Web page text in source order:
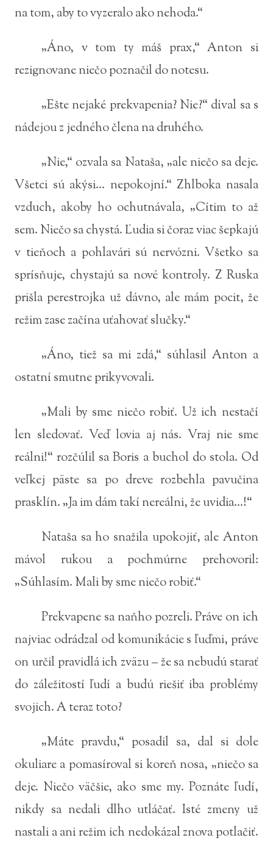
na tom, aby to vyzeralo ako nehoda.“
„Áno, v tom ty máš prax,“ Anton si
rezignovane niečo poznačil do notesu.
„Ešte nejaké prekvapenia? Nie?“ díval sa s
nádejou z jedného člena na druhého.
„Nie,“ ozvala sa Nataša, „ale niečo sa deje.
Všetci sú akýsi... nepokojní.“ Zhlboka nasala
vzduch, akoby ho ochutnávala, „Cítim to až
sem. Niečo sa chystá. Ľudia si čoraz viac šepkajú
v tieňoch a pohlavári sú nervózni. Všetko sa
sprísňuje, chystajú sa nové kontroly. Z Ruska
prišla perestrojka už dávno, ale mám pocit, že
režim zase začína uťahovať slučky.“
„Áno, tiež sa mi zdá,“ súhlasil Anton a
ostatní smutne prikyvovali.
„Mali by sme niečo robiť. Už ich nestačí
len sledovať. Veď lovia aj nás. Vraj nie sme
reálni!“ rozčúlil sa Boris a buchol do stola. Od
veľkej päste sa po dreve rozbehla pavučina
prasklín. „Ja im dám takí nereálni, že uvidia...!“
Nataša sa ho snažila upokojiť, ale Anton
mávol rukou a pochmúrne prehovoril:
„Súhlasím. Mali by sme niečo robiť.“
Prekvapene sa naňho pozreli. Práve on ich
najviac odrádzal od komunikácie s ľuďmi, práve
on určil pravidlá ich zväzu – že sa nebudú starať
do záležitostí ľudí a budú riešiť iba problémy
svojich. A teraz toto?
„Máte pravdu,“ posadil sa, dal si dole
okuliare a pomasíroval si koreň nosa, „niečo sa
deje. Niečo väčšie, ako sme my. Poznáte ľudí,
nikdy sa nedali dlho utláčať. Isté zmeny už
nastali a ani režim ich nedokázal znova potlačiť.